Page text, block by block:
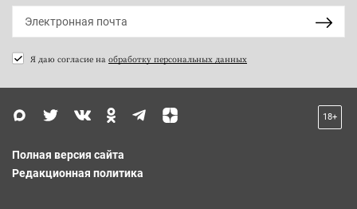
Я даю согласие на обработку персональных данных
18+
Полная версия сайта
Редакционная политика